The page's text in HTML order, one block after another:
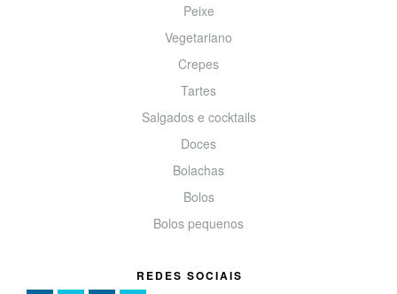
Peixe
Vegetariano
Crepes
Tartes
Salgados e cocktails
Doces
Bolachas
Bolos
Bolos pequenos
REDES SOCIAIS